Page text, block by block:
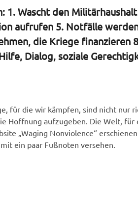
Wascht den
aufrufen 5. Notfälle
die Kriege finanzieren
Dialog, soziale
für die wir kämpfen, sind nicht nur
Hoffnung aufzugeben. Die Welt,
„Waging Nonviolence“
ein paar Fußnoten versehen.